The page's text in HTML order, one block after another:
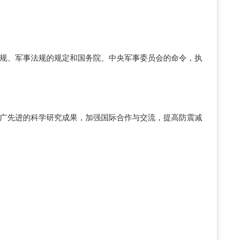
、军事法规的规定和国务院、中央军事委员会的命令，执
先进的科学研究成果，加强国际合作与交流，提高防震减